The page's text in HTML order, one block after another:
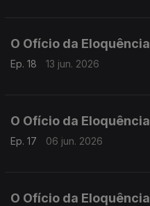
O Ofício da Eloquência
Ep. 18 13 jun. 2026
O Ofício da Eloquência
Ep. 17 06 jun. 2026
O Ofício da Eloquência